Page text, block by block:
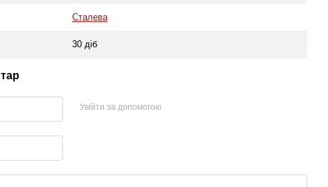
Сталева
30 діб
Увійти за допомогою